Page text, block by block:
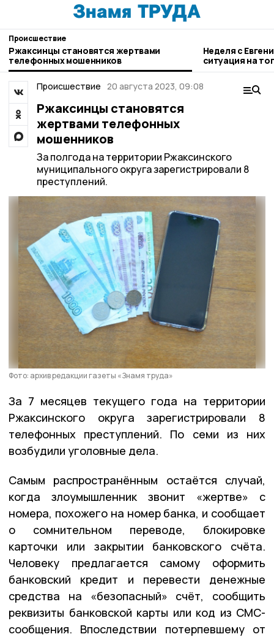
Происшествие
Ржаксинцы становятся жертвами
телефонных мошенников
Неделя с
ситуация на
городе и
Происшествие 20 августа 2023, 09:08
Ржаксинцы становятся
жертвами телефонных
мошенников
За полгода на территории Ржаксинского
муниципального округа зарегистрировали 8
преступлений.
Фото: архив редакции газеты «Знамя труда»
За 7 месяцев текущего года на территории
Ржаксинского округа зарегистрировали 8
телефонных преступлений. По семи из них
возбудили уголовные дела.
Самым распространённым остаётся случай,
когда злоумышленник звонит «жертве» с
номера, похожего на номер банка, и сообщает
о сомнительном переводе, блокировке
карточки или закрытии банковского счёта.
Человеку предлагается самому оформить
банковский кредит и перевести денежные
средства на «безопасный» счёт, сообщить
реквизиты банковской карты или код из СМС-
сообщения. Впоследствии потерпевшему от